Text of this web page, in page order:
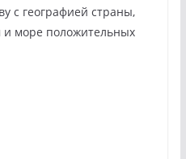
с географией страны,
море положительных